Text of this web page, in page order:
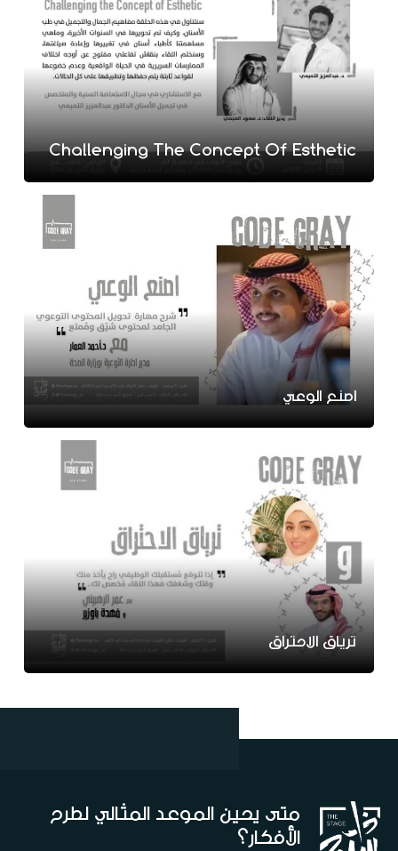
Challenging The Concept Of Esthetic
اصنع الوعي
ترياق الاحتراق
متى يحين الموعد المثالي لطرح
الأفكار؟